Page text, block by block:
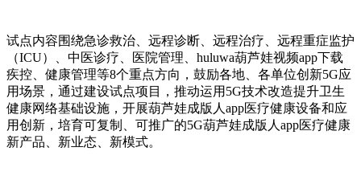
试点内容围绕急诊救治、远程诊断、远程治疗、远程重症监护
（ICU）、中医诊疗、医院管理、huluwa葫芦娃视频app下载
疾控、健康管理等8个重点方向，鼓励各地、各单位创新5G应
用场景，通过建设试点项目，推动运用5G技术改造提升卫生
健康网络基础设施，开展葫芦娃成版人app医疗健康设备和应
用创新，培育可复制、可推广的5G葫芦娃成版人app医疗健康
新产品、新业态、新模式。